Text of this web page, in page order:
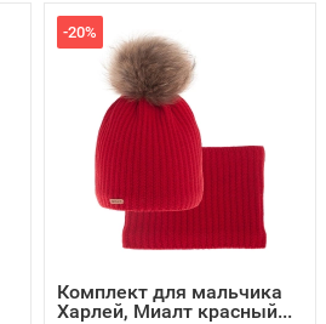
-20%
Комплект для мальчика
Харлей, Миалт красный...